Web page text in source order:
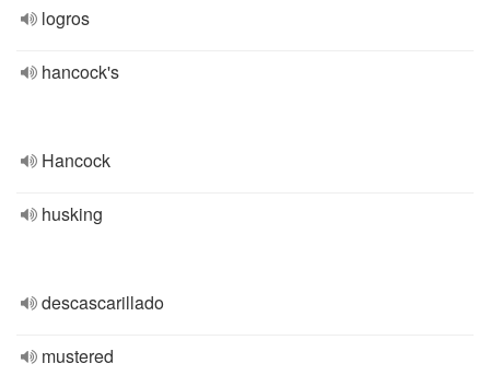
logros
hancock's
Hancock
husking
descascarillado
mustered